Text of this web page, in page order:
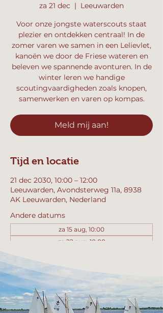
za 21 dec
  |
Leeuwarden
Voor onze jongste waterscouts staat
plezier en ontdekken centraal! In de
zomer varen we samen in een Lelievlet,
kanoën we door de Friese wateren en
beleven we spannende avonturen. In de
winter leren we handige
scoutingvaardigheden zoals knopen,
samenwerken en varen op kompas.
Meld mij aan!
Tijd en locatie
21 dec 2030, 10:00 – 12:00
Leeuwarden, Avondsterweg 11a, 8938
AK Leeuwarden, Nederland
Andere datums
za 15 aug, 10:00
za 22 aug, 10:00
Bekijk alle 357 datums
Meld mij aan!